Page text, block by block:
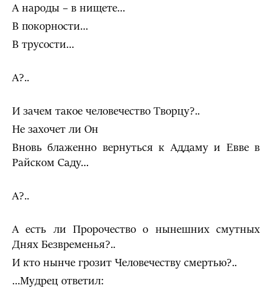
А народы – в нищете…
В покорности…
В трусости…
А?..
И зачем такое человечество Творцу?..
Не захочет ли Он
Вновь блаженно вернуться к Аддаму и Евве в
Райском Саду…
А?..
А есть ли Пророчество о нынешних смутных
Днях Безвременья?..
И кто нынче грозит Человечеству смертью?..
…Мудрец ответил: